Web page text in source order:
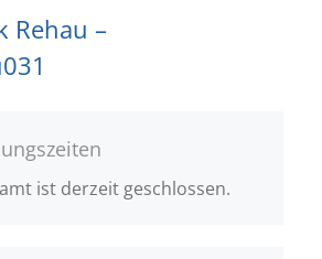
Rehau –
ist derzeit geschlossen.